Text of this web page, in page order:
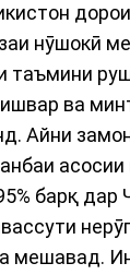
нӯшокӣ
таъмини
ва
Айни
асосии
барқ дар
мешавад.